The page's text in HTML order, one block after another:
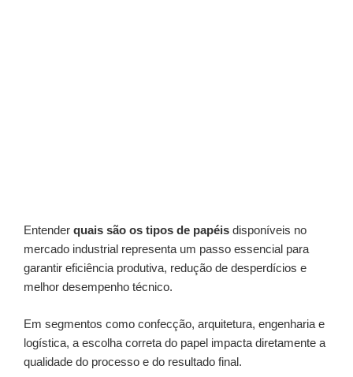
Entender quais são os tipos de papéis disponíveis no
mercado industrial representa um passo essencial para
garantir eficiência produtiva, redução de desperdícios e
melhor desempenho técnico.
Em segmentos como confecção, arquitetura, engenharia e
logística, a escolha correta do papel impacta diretamente a
qualidade do processo e do resultado final.